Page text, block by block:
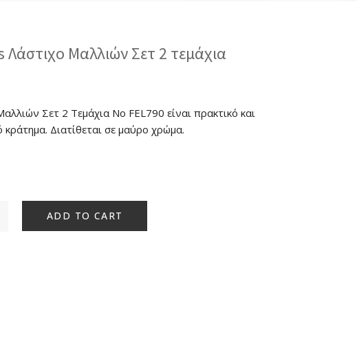
Λάστιχο Μαλλιών Σετ 2 τεμάχια
Σετ 2 Τεμάχια No FEL790 είναι πρακτικό και
κράτημα. Διατίθεται σε μαύρο χρώμα.
ADD TO CART